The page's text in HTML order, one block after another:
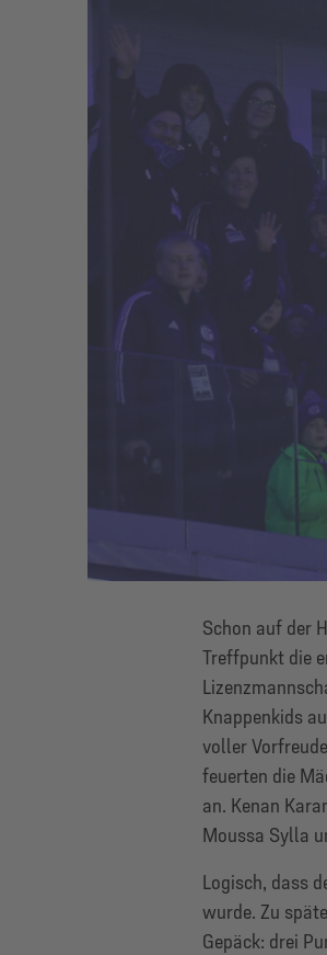
Schon auf der
Treffpunkt die
Knappenkids
voller
feuerten die
an. Kenan
Moussa Sylla
Logisch, dass
wurde. Zu
Gepäck: drei